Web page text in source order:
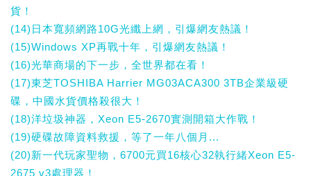
貨！
(14)日本寬頻網路10G光纖上網，引爆網友熱議！
(15)Windows XP再戰十年，引爆網友熱議！
(16)光華商場的下一步，全世界都在看！
(17)東芝TOSHIBA Harrier MG03ACA300 3TB企業級硬
碟，中國水貨價格殺很大！
(18)洋垃圾神器，Xeon E5-2670實測開箱大作戰！
(19)硬碟故障資料救援，等了一年八個月...
(20)新一代玩家聖物，6700元買16核心32執行緒Xeon E5-
2675 v3處理器！